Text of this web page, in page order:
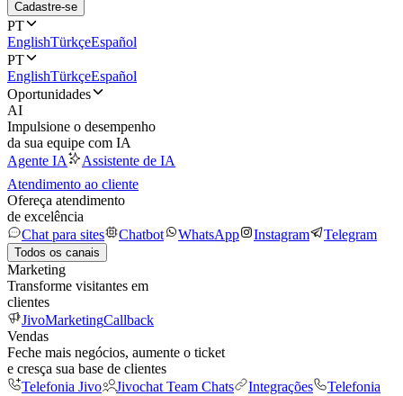
Cadastre-se
PT
EnglishTürkçeEspañol
PT
EnglishTürkçeEspañol
Oportunidades
AI
Impulsione o desempenho
da sua equipe com IA
Agente IA
Assistente de IA
Atendimento ao cliente
Ofereça atendimento
de excelência
Chat para sites
Chatbot WhatsApp Instagram Telegram
Todos os canais
Marketing
Transforme visitantes em
clientes
JivoMarketingCallback
Vendas
Feche mais negócios, aumente o ticket
e cresça sua base de clientes
Telefonia Jivo
Jivochat Team Chats Integrações
Telefonia